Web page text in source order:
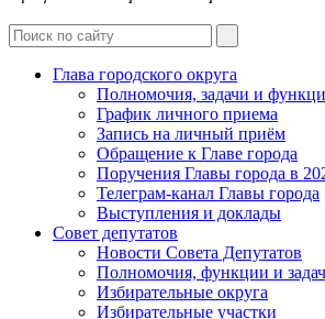
Глава городского округа
Полномочия, задачи и
График личного приема
Запись на личный приём
Обращение к Главе города
Поручения Главы города в
Телеграм-канал Главы города
Выступления и доклады
Совет депутатов
Новости Совета Депутатов
Полномочия, функции и
Избирательные округа
Избирательные участки